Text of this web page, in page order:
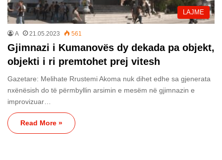
LAJME
A 21.05.2023 561
Gjimnazi i Kumanovës dy dekada pa objekt,
objekti i ri premtohet prej vitesh
Gazetare: Melihate Rrustemi Akoma nuk dihet edhe sa gjenerata
nxënësish do të përmbyllin arsimin e mesëm në gjimnazin e
improvizuar…
Read More »